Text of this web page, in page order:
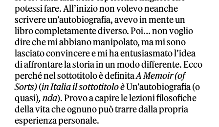
potessi fare. All’inizio non volevo neanche
scrivere un’autobiografia, avevo in mente un
libro completamente diverso. Poi… non voglio
dire che mi abbiano manipolato, ma mi sono
lasciato convincere e mi ha entusiasmato l’idea
di affrontare la storia in un modo differente. Ecco
perché nel sottotitolo è definitaA Memoir (of
Sorts)(in Italia il sottotitolo èUn’autobiografia (o
quasi), nda). Provo a capire le lezioni filosofiche
della vita che ognuno può trarre dalla propria
esperienza personale.